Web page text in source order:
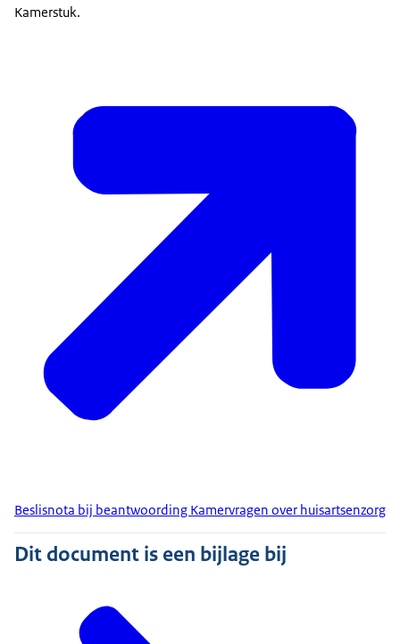
Kamerstuk.
Beslisnota bij beantwoording Kamervragen over huisartsenzorg
Dit document is een bijlage bij